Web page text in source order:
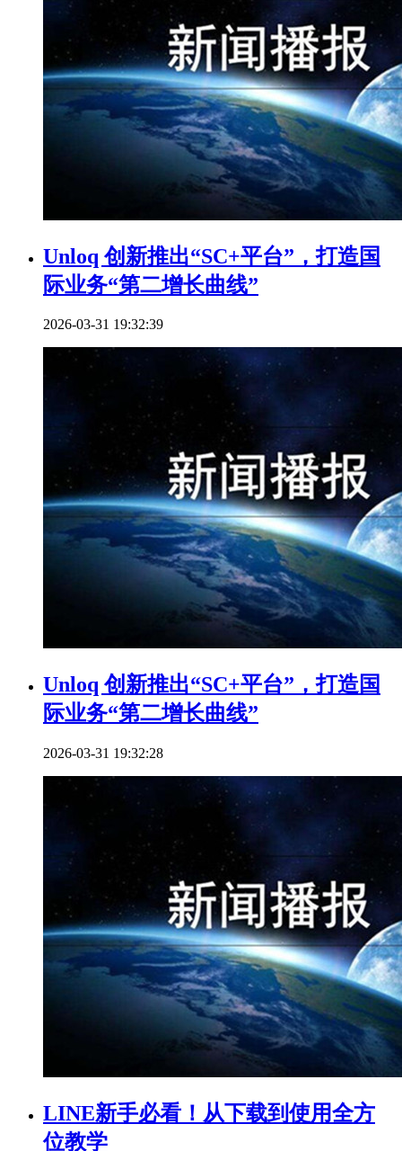
Unloq 创新推出“SC+平台”，打造国
际业务“第二增长曲线”
2026-03-31 19:32:39
Unloq 创新推出“SC+平台”，打造国
际业务“第二增长曲线”
2026-03-31 19:32:28
LINE新手必看！从下载到使用全方
位教学